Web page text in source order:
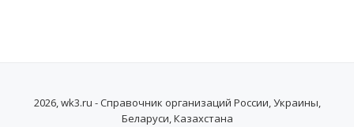
2026, wk3.ru - Справочник организаций России, Украины,
Беларуси, Казахстана